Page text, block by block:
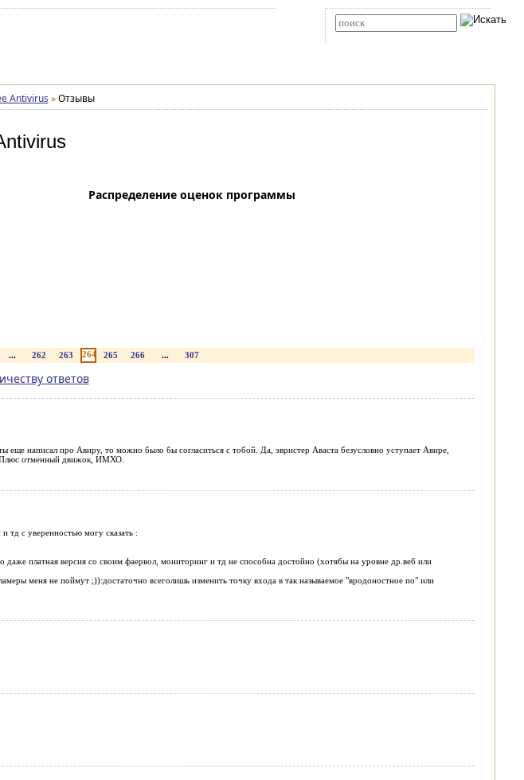
Antivirus » Отзывы
Распределение оценок программы
... 262 263 264 265 266 ... 307
ответов
написал про Авиру, то можно было бы согласиться с тобой. Да, эвристер Аваста безусловно уступает Авире,
Плюс отменный движок, ИМХО.
тд с уверенностью могу сказать :
даже платная версия со своим фаервол, мониторинг и тд не способна достойно (хотябы на уровне др.веб или
меня не поймут ;)):достаточно всеголишь изменить точку входа в так называемое "вродоностное по" или